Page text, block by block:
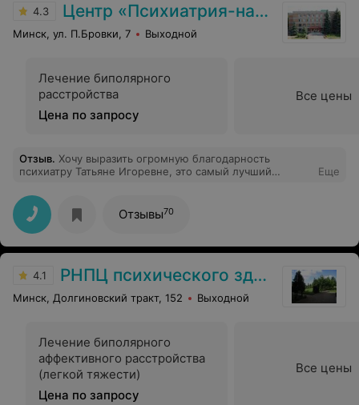
4.3 Центр «Психиатрия-наркология»
Минск, ул. П.Бровки, 7 Выходной
Лечение биполярного
расстройства
Цена по запросу
Все цены
Отзыв. Хочу выразить огромную благодарность
психиатру Татьяне Игоревне, это самый лучший
общий язык и начать терапию, а так же человек
является очень комфортным и милым в общении, что
не мало важно. После нее не могу ходить к кому-то
другому, лучшая
Еще
Отзывы70
4.1 РНПЦ психического здоровья
Минск, Долгиновский тракт, 152 Выходной
Лечение биполярного
аффективного расстройства
(легкой тяжести)
Цена по запросу
Все цены